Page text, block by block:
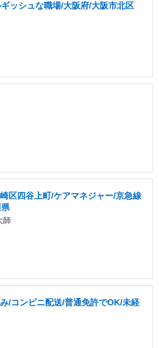
ッシュな職場/大阪府/大阪市北区
区四谷上町/ケアマネジャー/京急線
師
/コンビニ配送/普通免許でOK/未経